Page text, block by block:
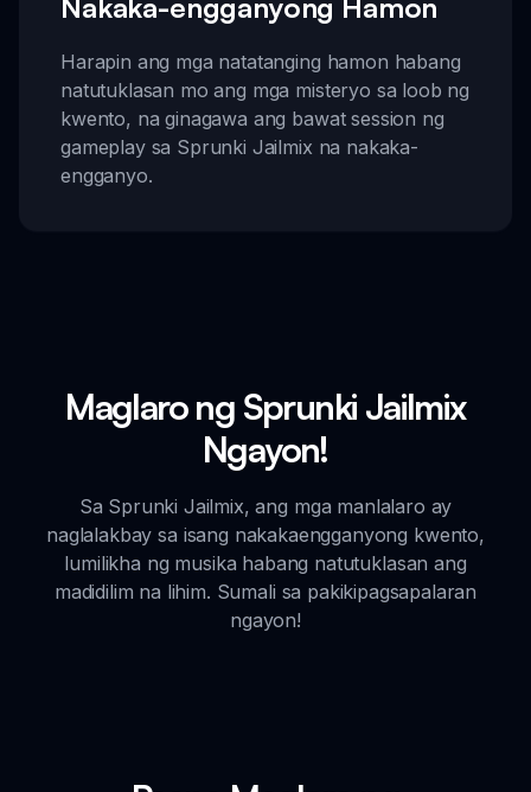
Nakaka-engganyong Hamon
Harapin ang mga natatanging hamon habang
natutuklasan mo ang mga misteryo sa loob ng
kwento, na ginagawa ang bawat session ng
gameplay sa Sprunki Jailmix na nakaka-
engganyo.
Maglaro ng Sprunki Jailmix
Ngayon!
Sa Sprunki Jailmix, ang mga manlalaro ay
naglalakbay sa isang nakakaengganyong kwento,
lumilikha ng musika habang natutuklasan ang
madidilim na lihim. Sumali sa pakikipagsapalaran
ngayon!